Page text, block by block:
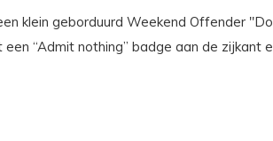
klein geborduurd Weekend Offender
“Admit nothing” badge aan de zijkant